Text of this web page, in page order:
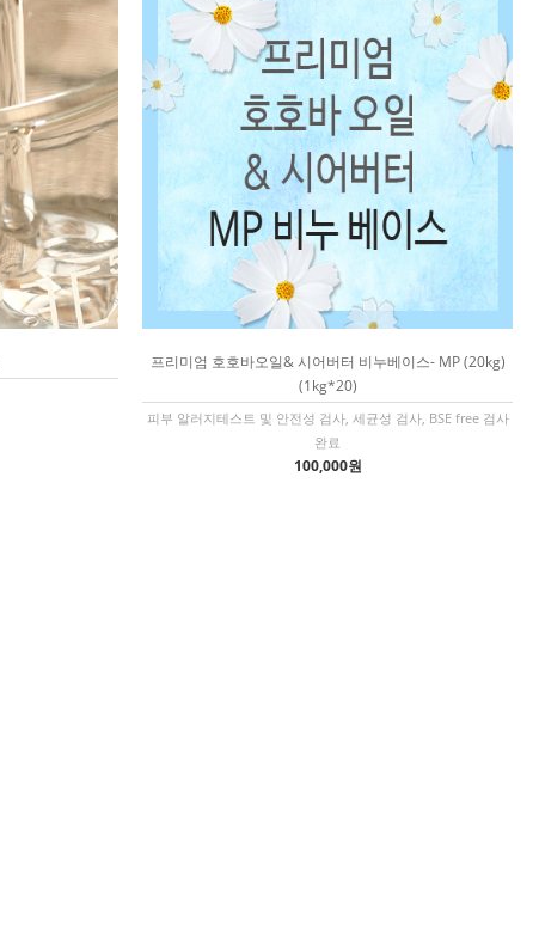
프리미엄 호호바오일& 시어버터 비누베이스- MP (20kg)
(1kg*20)
피부 알러지테스트 및 안전성 검사, 세균성 검사, BSE free 검사
완료
100,000원